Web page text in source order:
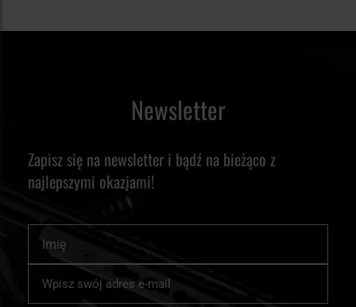
Newsletter
Zapisz się na newsletter i bądź na bieżąco z
najlepszymi okazjami!
nasz